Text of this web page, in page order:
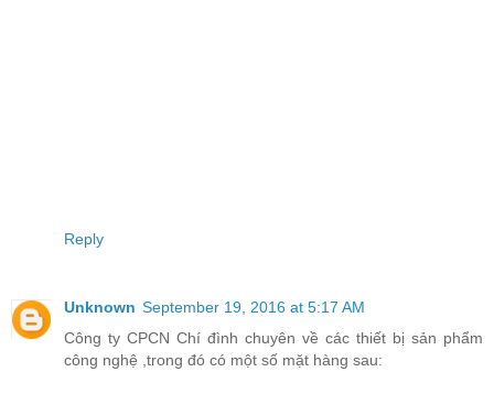
Reply
Unknown September 19, 2016 at 5:17 AM
Công ty CPCN Chí đình chuyên về các thiết bị sản phẩm
công nghệ ,trong đó có một số mặt hàng sau: